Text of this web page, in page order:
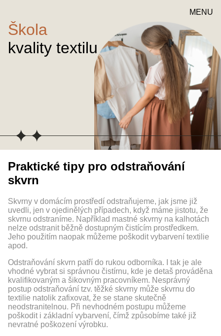
MENU
Škola
kvality textilu
Praktické tipy pro odstraňování
skvrn
Skvrny v domácím prostředí odstraňujeme, jak jsme již
uvedli, jen v ojedinělých případech, když máme jistotu, že
skvrnu odstraníme. Například mastné skvrny na kalhotách
nelze odstranit běžně dostupným čistícím prostředkem.
Jeho použitím naopak můžeme poškodit vybarvení textilie
apod.
Odstraňování skvrn patří do rukou odborníka. I tak je ale
vhodné vybrat si správnou čistírnu, kde je detaš prováděna
kvalifikovaným a šikovným pracovníkem. Nesprávný
postup odstraňování tzv. těžké skvrny může skvrnu do
textilie natolik zafixovat, že se stane skutečně
neodstranitelnou. Při nevhodném postupu můžeme
poškodit i základní vybarvení, čímž způsobíme také již
nevratné poškození výrobku.